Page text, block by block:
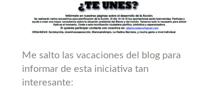
Me salto las vacaciones del blog para
informar de esta iniciativa tan
interesante: